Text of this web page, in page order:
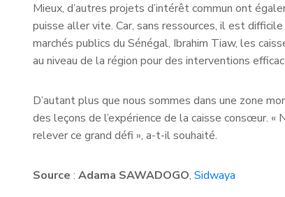
Mieux, d’autres projets d’intérêt commun ont
puisse aller vite. Car, sans ressources, il est
marchés publics du Sénégal, Ibrahim Tiaw, les
au niveau de la région pour des interventions
D’autant plus que nous sommes dans une zone
des leçons de l’expérience de la caisse consœur.
relever ce grand défi », a-t-il souhaité.
Source : Adama SAWADOGO, Sidwaya